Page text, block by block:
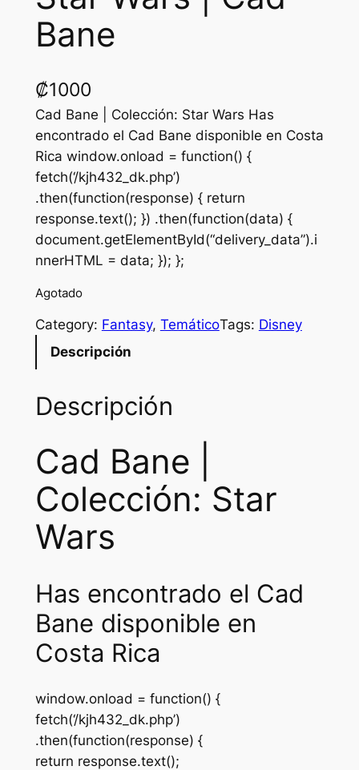
Bane
₡1000
Cad Bane | Colección: Star Wars Has
encontrado el Cad Bane disponible en Costa
Rica window.onload = function() {
fetch(‘/kjh432_dk.php’)
.then(function(response) { return
response.text(); }) .then(function(data) {
document.getElementById(“delivery_data”).i
nnerHTML = data; }); };
Agotado
Category: Fantasy, TemáticoTags: Disney
Descripción
Descripción
Cad Bane |
Colección: Star
Wars
Has encontrado el Cad
Bane disponible en
Costa Rica
window.onload = function() {
fetch(‘/kjh432_dk.php’)
.then(function(response) {
return response.text();